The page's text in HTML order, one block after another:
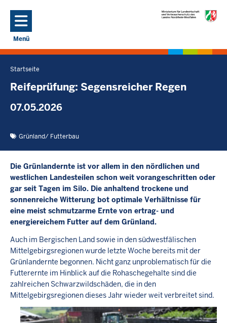
Menü
Navigation aktivieren/deaktivieren: Hauptmenü
Sie
befinden
hier
Startseite
Reifeprüfung: Segensreicher Regen
07.05.2026
Grünland/ Futterbau
Die Grünlandernte ist vor allem in den nördlichen und
westlichen Landesteilen schon weit vorangeschritten oder
gar seit Tagen im Silo. Die anhaltend trockene und
sonnenreiche Witterung bot optimale Verhältnisse für
eine meist schmutzarme Ernte von ertrag- und
energiereichem Futter auf dem Grünland.
Auch im Bergischen Land sowie in den südwestfälischen
Mittelgebirgsregionen wurde letzte Woche bereits mit der
Grünlandernte begonnen. Nicht ganz unproblematisch für die
Futterernte im Hinblick auf die Rohaschegehalte sind die
zahlreichen Schwarzwildschäden, die in den
Mittelgebirgsregionen dieses Jahr wieder weit verbreitet sind.